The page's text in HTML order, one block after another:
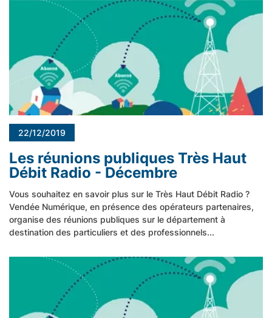
22/12/2019
Les réunions publiques Très Haut
Débit Radio - Décembre
Vous souhaitez en savoir plus sur le Très Haut Débit Radio ?
Vendée Numérique, en présence des opérateurs partenaires,
organise des réunions publiques sur le département à
destination des particuliers et des professionnels...